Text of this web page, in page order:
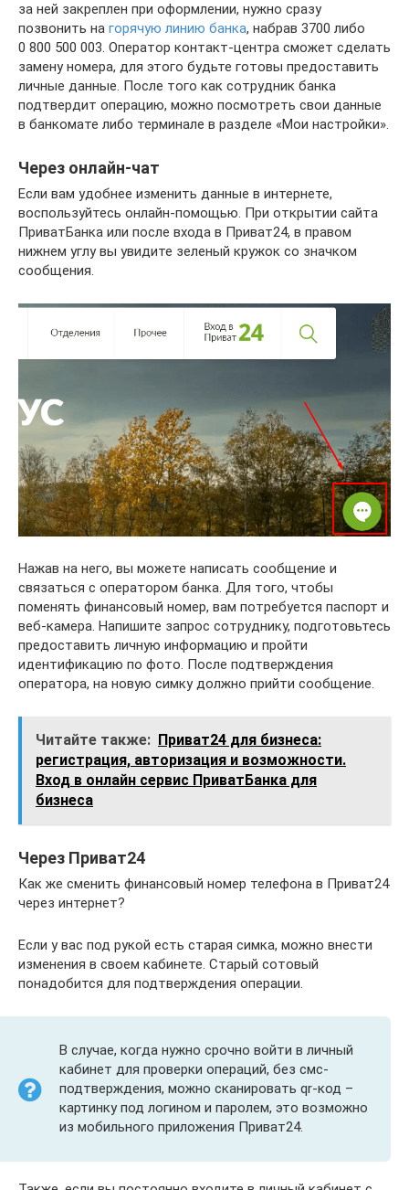
за ней закреплен при оформлении, нужно сразу
позвонить на горячую линию банка, набрав 3700 либо
0 800 500 003. Оператор контакт-центра сможет сделать
замену номера, для этого будьте готовы предоставить
личные данные. После того как сотрудник банка
подтвердит операцию, можно посмотреть свои данные
в банкомате либо терминале в разделе «Мои настройки».
Через онлайн-чат
Если вам удобнее изменить данные в интернете,
воспользуйтесь онлайн-помощью. При открытии сайта
ПриватБанка или после входа в Приват24, в правом
нижнем углу вы увидите зеленый кружок со значком
сообщения.
Нажав на него, вы можете написать сообщение и
связаться с оператором банка. Для того, чтобы
поменять финансовый номер, вам потребуется паспорт и
веб-камера. Напишите запрос сотруднику, подготовьтесь
предоставить личную информацию и пройти
идентификацию по фото. После подтверждения
оператора, на новую симку должно прийти сообщение.
Читайте также: Приват24 для бизнеса:
регистрация, авторизация и возможности.
Вход в онлайн сервис ПриватБанка для
бизнеса
Через Приват24
Как же сменить финансовый номер телефона в Приват24
через интернет?
Если у вас под рукой есть старая симка, можно внести
изменения в своем кабинете. Старый сотовый
понадобится для подтверждения операции.
В случае, когда нужно срочно войти в личный
кабинет для проверки операций, без смс-
подтверждения, можно сканировать qr-код –
картинку под логином и паролем, это возможно
из мобильного приложения Приват24.